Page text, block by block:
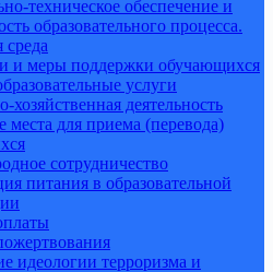
техническое обеспечение и
образовательного процесса.
среда
и меры поддержки обучающихся
услуги
хозяйственная деятельность
места для приема (перевода)
сотрудничество
питания в образовательной
идеологии терроризма и